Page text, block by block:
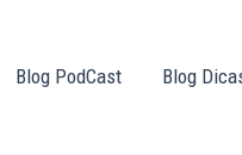
Blog PodCast Blog